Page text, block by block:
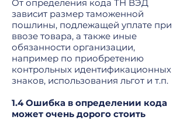
От определения кода ТН ВЭД
зависит размер таможенной
пошлины, подлежащей уплате при
ввозе товара, а также иные
обязанности организации,
например по приобретению
контрольных идентификационных
знаков, использования льгот и т.п.
1.4 Ошибка в определении кода
может очень дорого стоить